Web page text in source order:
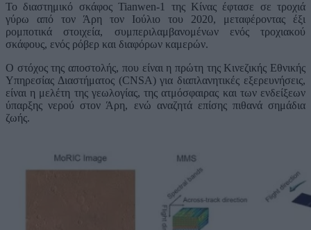
Το διαστημικό σκάφος Tianwen-1 της Κίνας έφτασε σε τροχιά
γύρω από τον Άρη τον Ιούλιο του 2020, μεταφέροντας έξι
ρομποτικά στοιχεία, συμπεριλαμβανομένων ενός τροχιακού
σκάφους, ενός ρόβερ και διαφόρων καμερών.
Ο στόχος της αποστολής, που είναι η πρώτη της Κινεζικής Εθνικής
Υπηρεσίας Διαστήματος (CNSA) για διαπλανητικές εξερευνήσεις,
είναι η μελέτη της γεωλογίας, της ατμόσφαιρας και των ενδείξεων
ύπαρξης νερού στον Άρη, ενώ αναζητά επίσης πιθανά σημάδια
ζωής.